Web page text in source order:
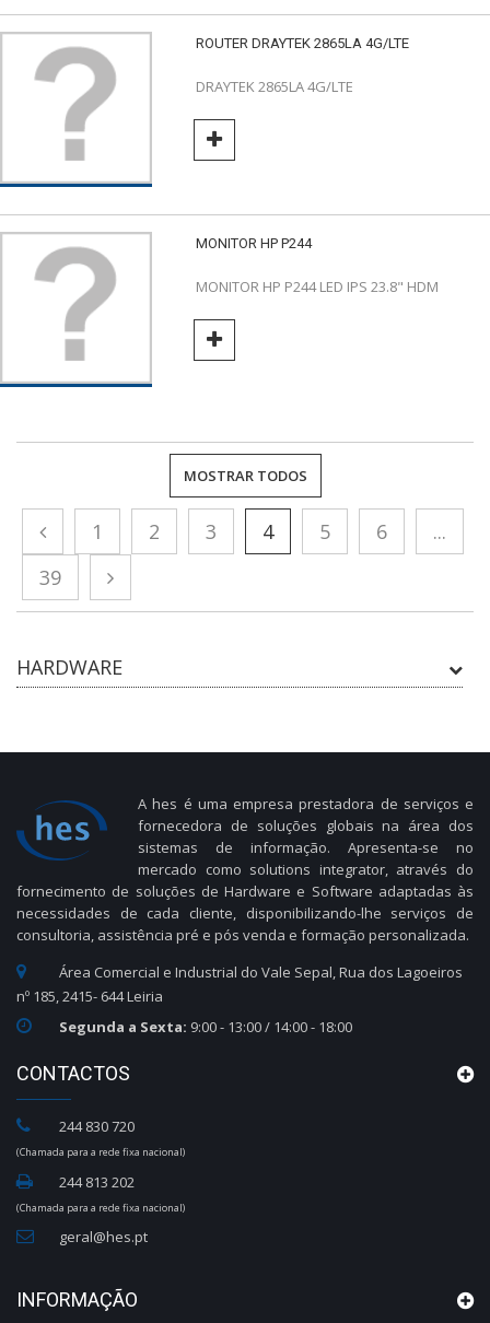
HARDWARE
ROUTER DRAYTEK 2865LA 4G/LTE
DRAYTEK 2865LA 4G/LTE
MONITOR HP P244
MONITOR HP P244 LED IPS 23.8" HDM
MOSTRAR TODOS
1 2 3 4 5 6
...
39
A hes é uma empresa prestadora de serviços e
fornecedora de soluções globais na área dos
sistemas de informação. Apresenta-se no
mercado como solutions integrator, através do
fornecimento de soluções de Hardware e Software adaptadas às
necessidades de cada cliente, disponibilizando-lhe serviços de
consultoria, assistência pré e pós venda e formação personalizada.
Área Comercial e Industrial do Vale Sepal, Rua dos Lagoeiros
nº 185, 2415- 644 Leiria
Segunda a Sexta: 9:00 - 13:00 / 14:00 - 18:00
CONTACTOS
244 830 720
(Chamada para a rede fixa nacional)
244 813 202
(Chamada para a rede fixa nacional)
geral@hes.pt
INFORMAÇÃO